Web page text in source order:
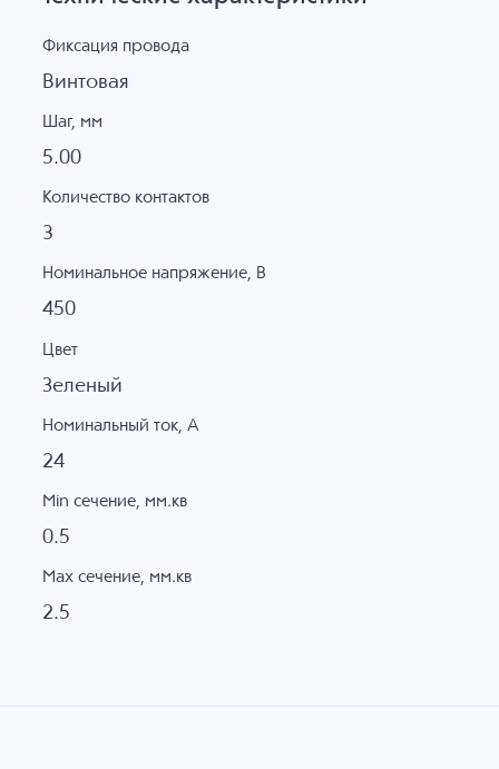
Фиксация провода
Винтовая
Шаг, мм
5.00
Количество контактов
3
Номинальное напряжение, B
450
Цвет
Зеленый
Номинальный ток, А
24
Min сечение, мм.кв
0.5
Max сечение, мм.кв
2.5